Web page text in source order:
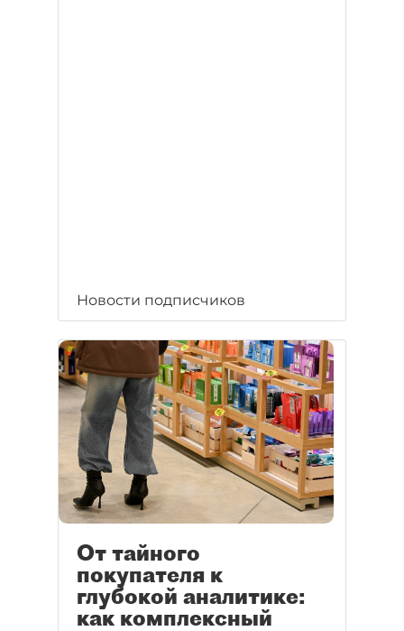
Новости подписчиков
От тайного
покупателя к
глубокой аналитике:
как комплексный